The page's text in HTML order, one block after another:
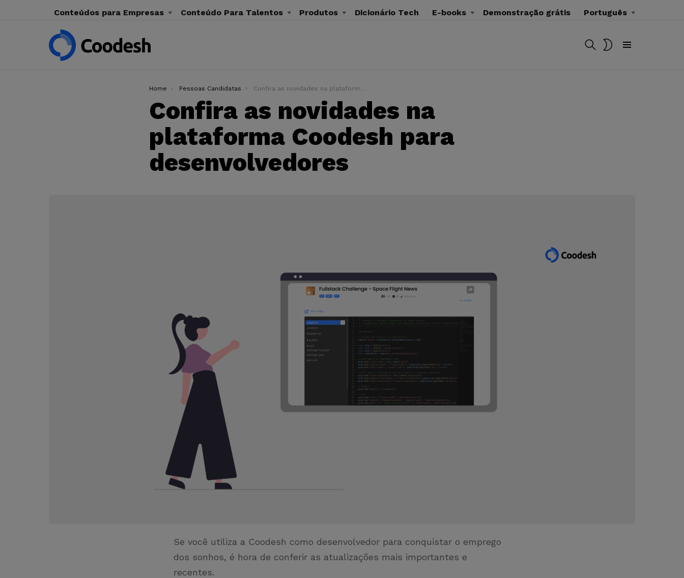
Conteúdos para Empresas Conteúdo Para Talentos Produtos Dicionário Tech E-books Demonstração grátis Português
BUSCAR
You are here:
Home Pessoas Candidatas Confira as novidades na plataforma Coodesh para desenvolvedores
Confira as novidades na
plataforma Coodesh para
desenvolvedores
Se você utiliza a Coodesh como desenvolvedor para conquistar o emprego
dos sonhos, é hora de conferir as atualizações mais importantes e
recentes.